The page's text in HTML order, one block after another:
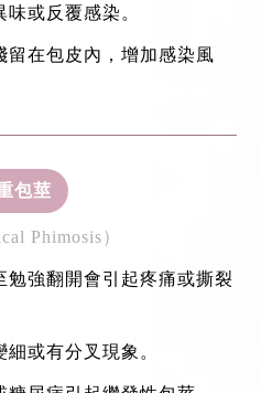
或反覆感染。
留在包皮內，增加感染風
包莖
Phimosis）
勉強翻開會引起疼痛或撕裂
或有分叉現象。